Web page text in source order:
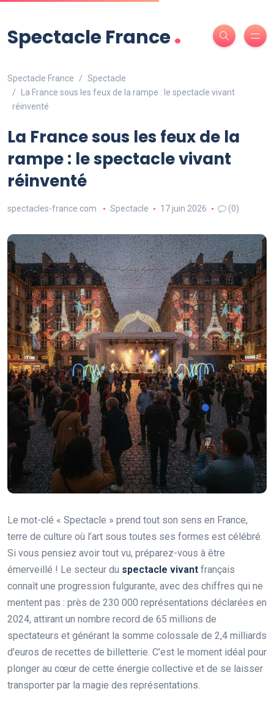
Spectacle France.
Spectacle France
Spectacle
La France sous les feux de la rampe : le spectacle vivant
réinventé
La France sous les feux de la
rampe : le spectacle vivant
réinventé
spectacles-france.com Spectacle 17 juin 2026 (0)
Le mot-clé « Spectacle » prend tout son sens en France,
terre de culture où l’art sous toutes ses formes est célébré.
Si vous pensiez avoir tout vu, préparez-vous à être
émerveillé ! Le secteur du spectacle vivant français
connaît une progression fulgurante, avec des chiffres qui ne
mentent pas : près de 230 000 représentations déclarées en
2024, attirant un nombre record de 65 millions de
spectateurs et générant la somme colossale de 2,4 milliards
d’euros de recettes de billetterie. C’est le moment idéal pour
plonger au cœur de cette énergie collective et de se laisser
transporter par la magie des représentations.